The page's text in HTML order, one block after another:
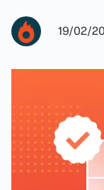
19/02/